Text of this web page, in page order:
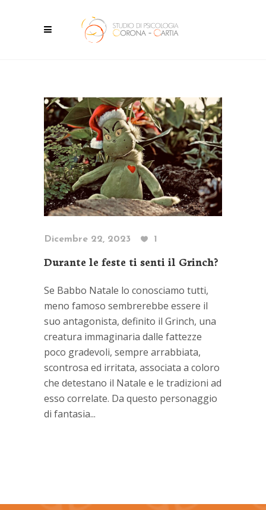
Dicembre 22, 2023 1
Durante le feste ti senti il Grinch?
Se Babbo Natale lo conosciamo tutti,
meno famoso sembrerebbe essere il
suo antagonista, definito il Grinch, una
creatura immaginaria dalle fattezze
poco gradevoli, sempre arrabbiata,
scontrosa ed irritata, associata a coloro
che detestano il Natale e le tradizioni ad
esso correlate. Da questo personaggio
di fantasia...